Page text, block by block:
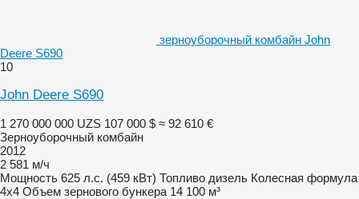
зерноуборочный комбайн John
Deere S690
10
John Deere S690
1 270 000 000 UZS 107 000 $ ≈ 92 610 €
Зерноуборочный комбайн
2012
2 581 м/ч
Мощность 625 л.с. (459 кВт) Топливо дизель Колесная формула
4x4 Объем зернового бункера 14 100 м³